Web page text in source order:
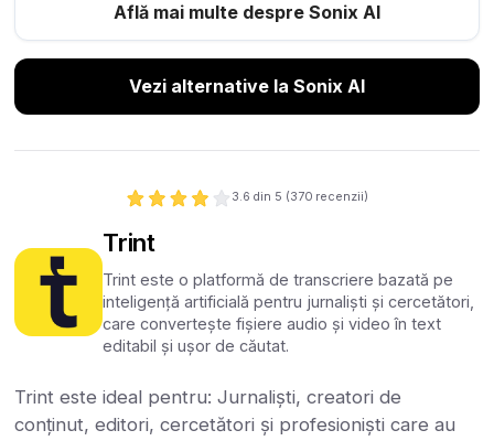
Află mai multe despre Sonix AI
Vezi alternative la Sonix AI
3.6 din 5 (370 recenzii)
Trint
Trint este o platformă de transcriere bazată pe
inteligență artificială pentru jurnaliști și cercetători,
care convertește fișiere audio și video în text
editabil și ușor de căutat.
Trint este ideal pentru: Jurnaliști, creatori de
conținut, editori, cercetători și profesioniști care au